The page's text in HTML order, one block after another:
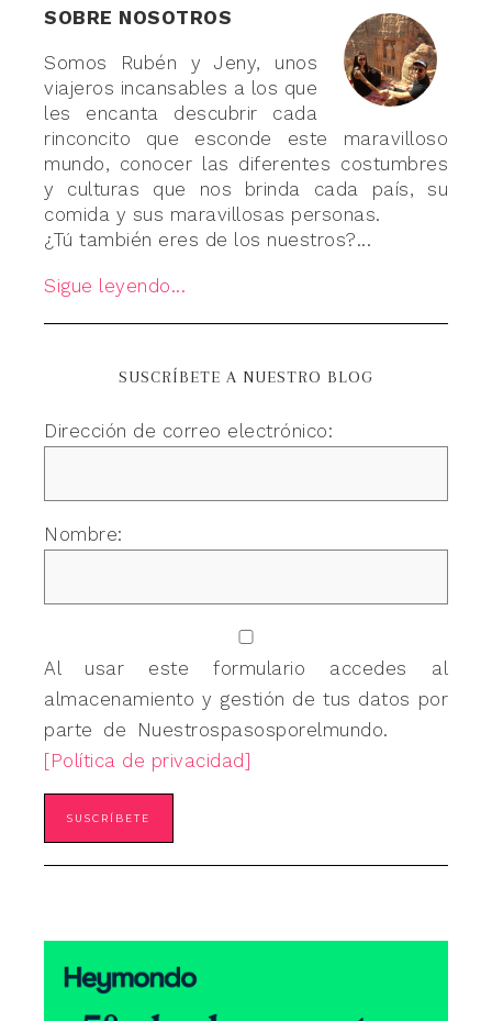
SOBRE NOSOTROS
Somos Rubén y Jeny, unos
viajeros incansables a los que
les encanta descubrir cada
rinconcito que esconde este maravilloso
mundo, conocer las diferentes costumbres
y culturas que nos brinda cada país, su
comida y sus maravillosas personas.
¿Tú también eres de los nuestros?...
Sigue leyendo...
SUSCRÍBETE A NUESTRO BLOG
Dirección de correo electrónico:
Nombre:
Al usar este formulario accedes al
almacenamiento y gestión de tus datos por
parte de Nuestrospasosporelmundo.
[Política de privacidad]